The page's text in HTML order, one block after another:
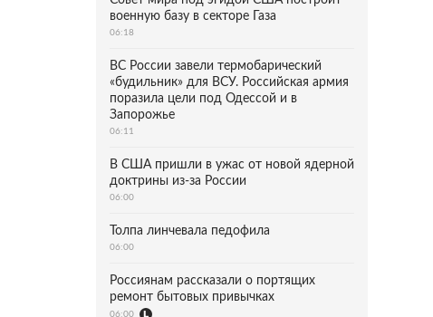
военную базу в секторе Газа
06:18
ВС России завели термобарический
«будильник» для ВСУ. Российская армия
поразила цели под Одессой и в
Запорожье
06:11
В США пришли в ужас от новой ядерной
доктрины из-за России
06:00
Толпа линчевала педофила
06:00
Россиянам рассказали о портящих
ремонт бытовых привычках
06:00